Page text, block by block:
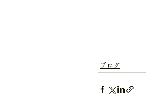
ブログ